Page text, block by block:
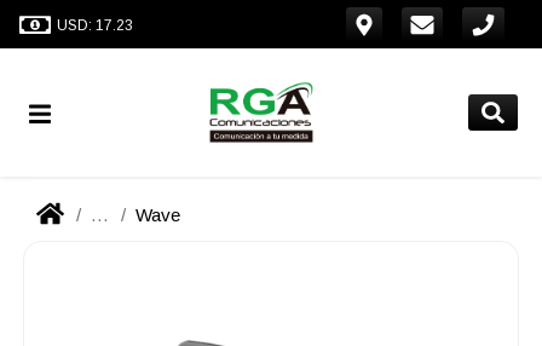
USD: 17.23
... Wave